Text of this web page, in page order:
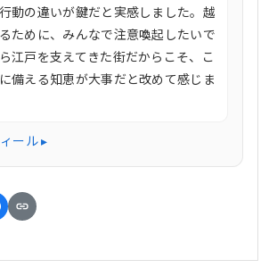
動の違いが鍵だと実感しました。越
ために、みんなで注意喚起したいで
江戸を支えてきた街だからこそ、こ
備える知恵が大事だと改めて感じま
ール ▸